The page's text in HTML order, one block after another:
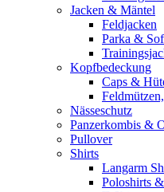
Jacken & Mäntel
Feldjacken
Parka &
Kopfbedeckung
Caps &
Nässeschutz
Panzerkombis &
Pullover
Shirts
Langarm
Poloshirts